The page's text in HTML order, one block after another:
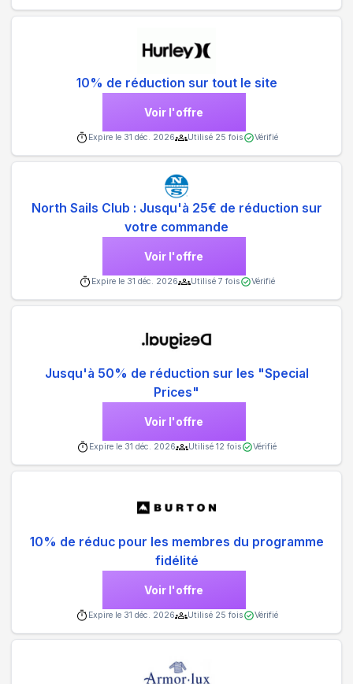
10% de réduction sur tout le site
Voir l'offre
Expire le 31 déc. 2026 Utilisé 25 fois Vérifié
North Sails Club : Jusqu'à 25€ de réduction sur
votre commande
Voir l'offre
Expire le 31 déc. 2026 Utilisé 7 fois Vérifié
Jusqu'à 50% de réduction sur les "Special
Prices"
Voir l'offre
Expire le 31 déc. 2026 Utilisé 12 fois Vérifié
10% de réduc pour les membres du programme
fidélité
Voir l'offre
Expire le 31 déc. 2026 Utilisé 25 fois Vérifié